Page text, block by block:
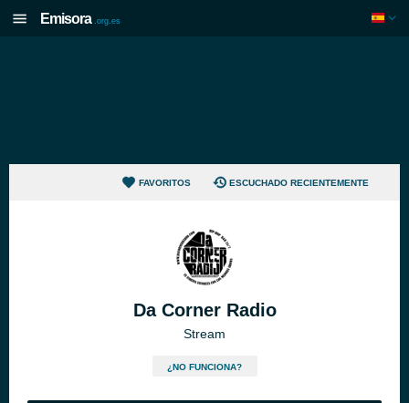
Emisora .org.es
FAVORITOS ESCUCHADO RECIENTEMENTE
Da Corner Radio
Stream
¿NO FUNCIONA?